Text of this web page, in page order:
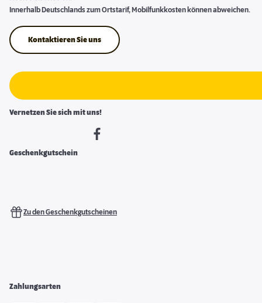
Innerhalb Deutschlands zum Ortstarif, Mobilfunkkosten können abweichen.
Kontaktieren Sie uns
Vernetzen Sie sich mit uns!
Geschenkgutschein
Zu den Geschenkgutscheinen
Zahlungsarten